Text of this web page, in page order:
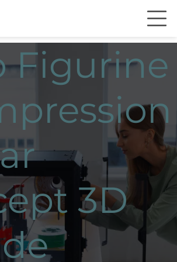
Figurine
3D